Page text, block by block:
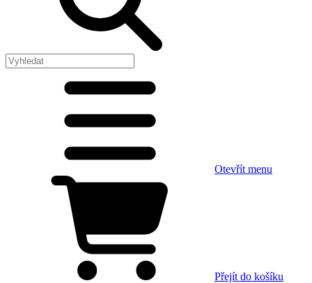
Otevřít menu
Přejít do košíku